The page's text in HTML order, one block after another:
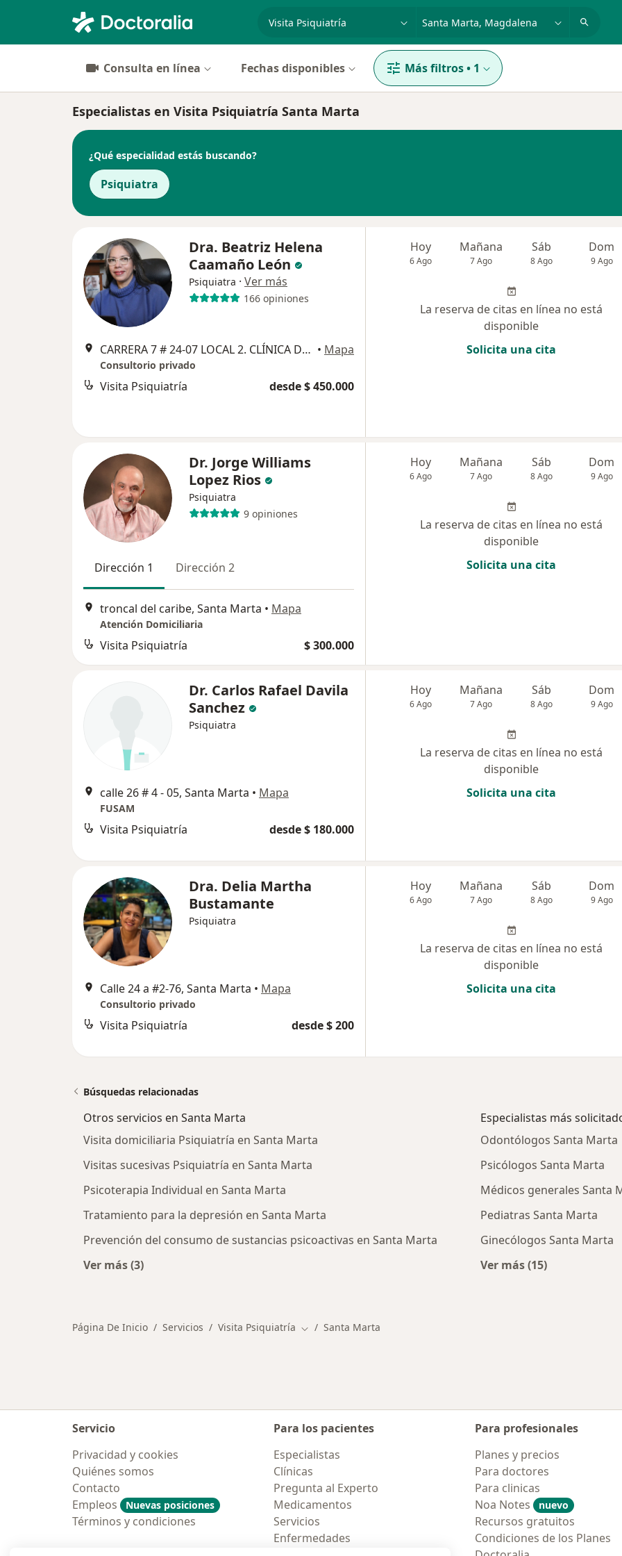
especialidad, enfermedad o nombre
Consulta en línea Fechas disponibles Más filtros• 1
Especialistas en Visita Psiquiatría Santa Marta
¿Qué especialidad estás buscando?
Psiquiatra
Dra. Beatriz Helena
Caamaño León
Psiquiatra · Ver más
166 opiniones
CARRERA 7 # 24-07 LOCAL 2. CLÍNICA DE ENFERMEDADES DIGESTIVAS, Santa Marta • Mapa
Consultorio privado
Visita Psiquiatría desde $ 450.000
Hoy
6 Ago
Mañana
7 Ago
Sáb
8 Ago
Dom
9 Ago
La reserva de citas en línea no está
disponible
Solicita una cita
Dr. Jorge Williams
Lopez Rios
Psiquiatra
9 opiniones
Dirección 1 Dirección 2
troncal del caribe, Santa Marta • Mapa
Atención Domiciliaria
Visita Psiquiatría $ 300.000
Hoy
6 Ago
Mañana
7 Ago
Sáb
8 Ago
Dom
9 Ago
La reserva de citas en línea no está
disponible
Solicita una cita
Dr. Carlos Rafael Davila
Sanchez
Psiquiatra
calle 26 # 4 - 05, Santa Marta • Mapa
FUSAM
Visita Psiquiatría desde $ 180.000
Hoy
6 Ago
Mañana
7 Ago
Sáb
8 Ago
Dom
9 Ago
La reserva de citas en línea no está
disponible
Solicita una cita
Dra. Delia Martha
Bustamante
Psiquiatra
Calle 24 a #2-76, Santa Marta • Mapa
Consultorio privado
Visita Psiquiatría desde $ 200
Hoy
6 Ago
Mañana
7 Ago
Sáb
8 Ago
Dom
9 Ago
La reserva de citas en línea no está
disponible
Solicita una cita
Búsquedas relacionadas
Otros servicios en Santa Marta
Visita domiciliaria Psiquiatría en Santa Marta
Visitas sucesivas Psiquiatría en Santa Marta
Psicoterapia Individual en Santa Marta
Tratamiento para la depresión en Santa Marta
Prevención del consumo de sustancias psicoactivas en Santa Marta
Ver más (3)
Especialistas más
Odontólogos Santa Marta
Psicólogos Santa Marta
Médicos generales Santa
Pediatras Santa Marta
Ginecólogos Santa Marta
Ver más (15)
Página De Inicio Servicios Visita Psiquiatría Cambiar de ciudad
Santa Marta
Servicio
Privacidad y cookies
Quiénes somos
Contacto
Empleos
Nuevas posiciones
Términos y condiciones
Para los pacientes
Especialistas
Clínicas
Pregunta al Experto
Medicamentos
Servicios
Enfermedades
Para profesionales
Planes y precios
Para doctores
Para clinicas
Noa Notes
nuevo
Recursos gratuitos
Condiciones de los Planes